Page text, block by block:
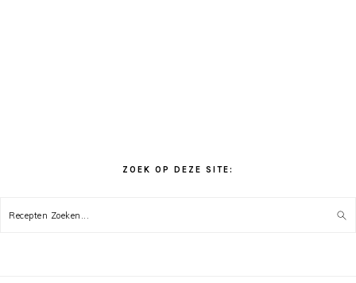
ZOEK OP DEZE SITE:
Recepten